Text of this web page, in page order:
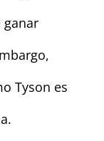
ganar
Tyson es